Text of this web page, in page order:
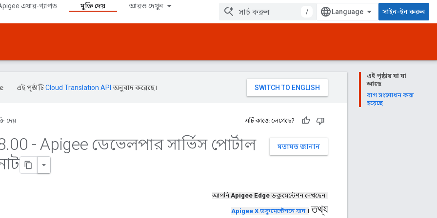
এয়ার-গ্যাপড মুক্তি দেয় আরও দেখুন
/ সাইন-ইন করুন
এই পৃষ্ঠায় যা যা
আছে
বাগ সংশোধন করা
হয়েছে
এই পৃষ্ঠাটিCloud Translation API অনুবাদ করেছে।
দেয় এটি কাজে লেগেছে?
মতামত জানান
.00 - Apigee ডেভেলপার সার্ভিস পোর্টাল
আপনিApigee Edge ডকুমেন্টেশন দেখছেন।
Apigee X ডকুমেন্টেশনে যান। তথ্য